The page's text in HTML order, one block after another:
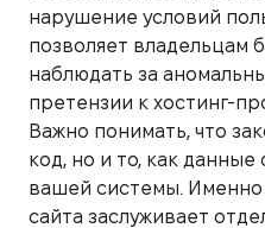
нарушение условий
позволяет владельцам
наблюдать за
претензии к хостинг-
Важно понимать, что
код, но и то, как
вашей системы. Именно
сайта заслуживает